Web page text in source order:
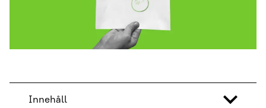
Innehåll